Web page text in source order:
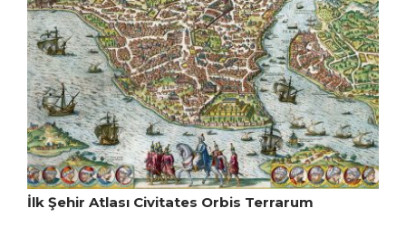
İlk Şehir Atlası Civitates Orbis Terrarum